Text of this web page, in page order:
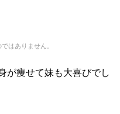
はありません。
が痩せて妹も大喜びでし